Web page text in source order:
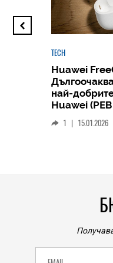
TECH
Huawei
най-
Huawei
1 | 15.01.2026